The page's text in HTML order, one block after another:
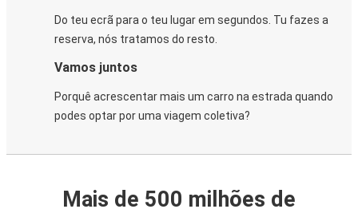
Do teu ecrã para o teu lugar em segundos. Tu fazes a
reserva, nós tratamos do resto.
Vamos juntos
Porquê acrescentar mais um carro na estrada quando
podes optar por uma viagem coletiva?
Mais de 500 milhões de